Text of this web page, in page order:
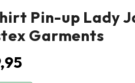
Pin-up Lady
Garments